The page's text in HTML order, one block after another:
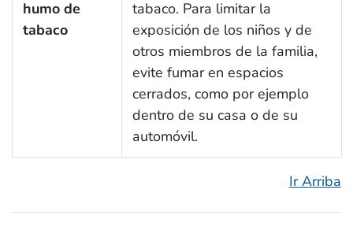
humo de
tabaco
tabaco. Para limitar la
exposición de los niños y de
otros miembros de la familia,
evite fumar en espacios
cerrados, como por ejemplo
dentro de su casa o de su
automóvil.
Ir Arriba